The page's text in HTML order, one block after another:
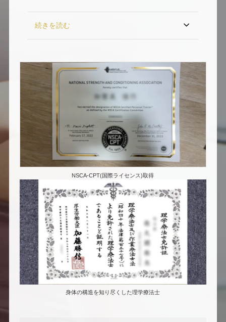
続きを読む
NSCA-CPT(国際ライセンス)取得
身体の構造を知り尽くした理学療法士